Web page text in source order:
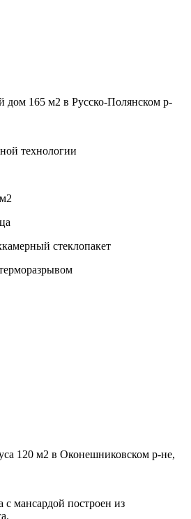
дом 165 м2 в Русско-Полянском р-
технологии
стеклопакет
120 м2 в Оконешниковском р-не,
мансардой построен из